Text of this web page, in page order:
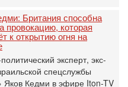
Британия способна
провокацию, которая
к открытию огня на
эксперт, экс-
спецслужбы
Яков Кедми в эфире Iton-TV